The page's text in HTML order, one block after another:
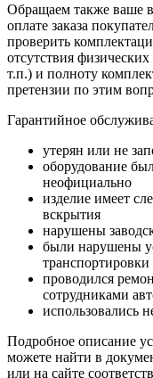
Обращаем также ваше
оплате заказа
проверить
отсутствия
т.п.) и полноту
претензии по этим
Гарантийное
утерян или не
оборудование
неофициально
изделие имеет
вскрытия
нарушены
были нарушены
проводился
сотрудниками
использовались
Подробное описание
можете найти в
или на сайте